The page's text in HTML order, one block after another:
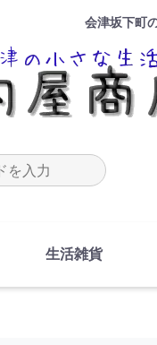
会津坂下町
ワードを入力
生活雑貨